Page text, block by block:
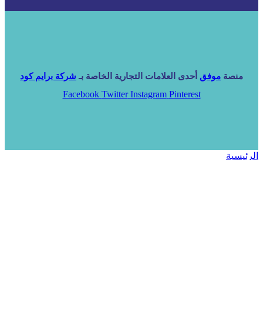
منصة موفق أحدى العلامات التجارية الخاصة بـ شركة برايم كود
Facebook Twitter Instagram Pinterest
الرئيسية